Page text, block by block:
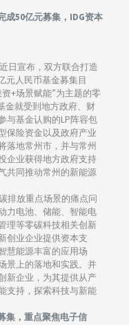
成50亿元募集，IDG资本
日宣布，双方联合打造
元人民币基金募集目
+场景赋能”为主题的零
金就受到地方政府、财
与基金认购的LP阵容包
保险资金以及政府产业
落地常州市，并与常州
企业获得地方政府支持
共同推动常州的新能源
放重点场景的痛点问
力电池、储能、智能电
理等零碳科技相关创新
创业企业提供资本支
慧能源丰富的应用场
景上的落地和实践。并
新企业，为其提供从产
支持，探索科技与新能
集，重点聚焦电子信